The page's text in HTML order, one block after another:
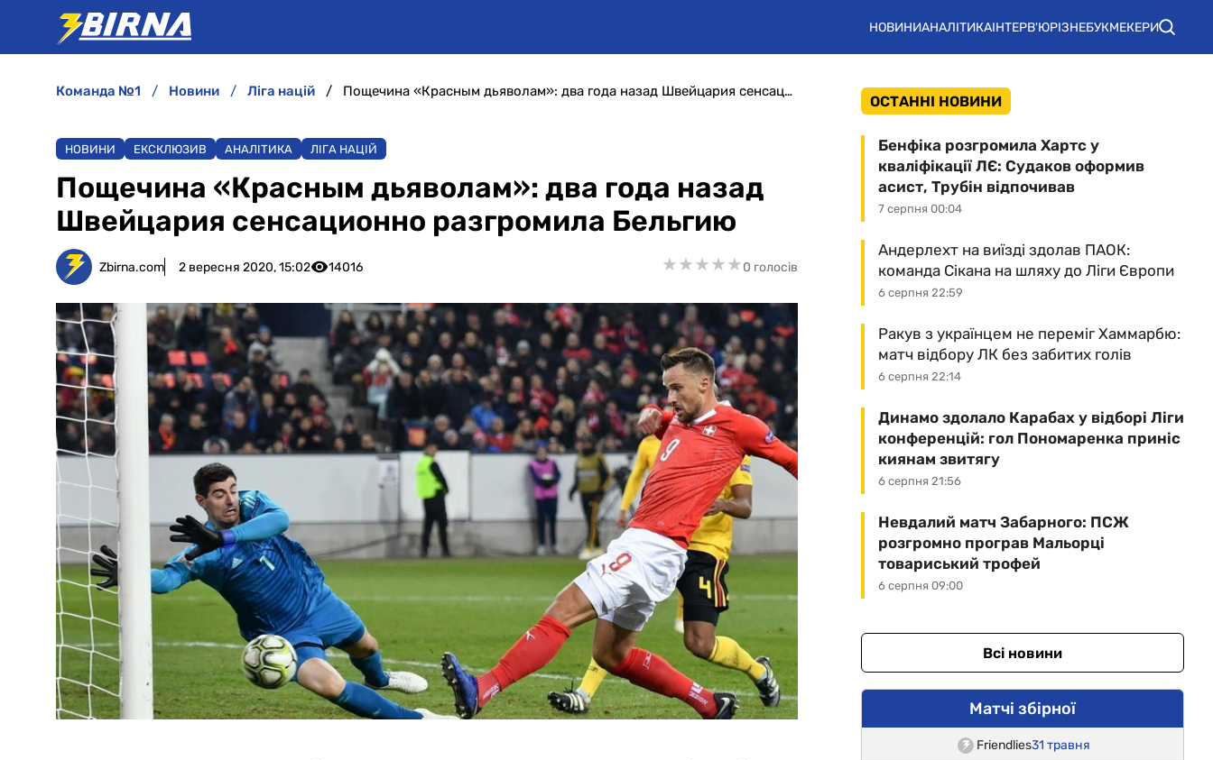
НОВИНИАНАЛІТИКАІНТЕРВ'ЮРІЗНЕБУКМЕКЕРИ
команда №1 новини ліга націй Пощечина «Красным дьяволам»: два года назад Швейцария сенсационно разгромила Бельгию
НОВИНИ ЕКСКЛЮЗИВ АНАЛІТИКА ЛІГА НАЦІЙ
Пощечина «Красным дьяволам»: два года назад
Швейцария сенсационно разгромила Бельгию
Zbirna.com 2 вересня 2020, 15:02 14016 ★★★★★
★★★★★0 голосів
ОСТАННІ НОВИНИ
7 серпня 00:04
Бенфіка розгромила Хартс у
кваліфікації ЛЄ: Судаков оформив
асист, Трубін відпочивав
6 серпня 22:59
Андерлехт на виїзді здолав ПАОК:
команда Сікана на шляху до Ліги Європи
6 серпня 22:14
Ракув з українцем не переміг Хаммарбю:
матч відбору ЛК без забитих голів
6 серпня 21:56
Динамо здолало Карабах у відборі Ліги
конференцій: гол Пономаренка приніс
киянам звитягу
6 серпня 09:00
Невдалий матч Забарного: ПСЖ
розгромно програв Мальорці
товариський трофей
Всі новини
Матчі збірної
Friendlies31 травня